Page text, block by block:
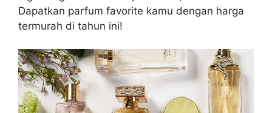
Dapatkan parfum favorite kamu dengan harga
termurah di tahun ini!